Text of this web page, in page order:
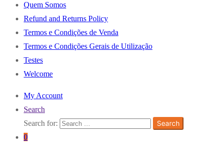
Quem Somos
Refund and Returns Policy
Termos e Condições de Venda
Termos e Condições Gerais de Utilização
Testes
Welcome
My Account
Search
Search for:
Search
0